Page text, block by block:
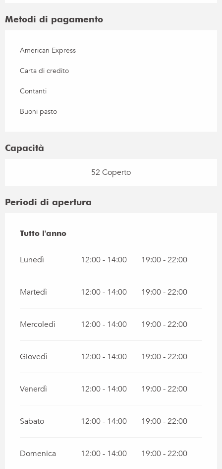
Metodi di pagamento
American Express
Carta di credito
Contanti
Buoni pasto
Capacità
52 Coperto
Periodi di apertura
Tutto l'anno
Tutto l'anno
Lunedì 12:00 - 14:00 19:00 - 22:00
Martedì 12:00 - 14:00 19:00 - 22:00
Mercoledì 12:00 - 14:00 19:00 - 22:00
Giovedì 12:00 - 14:00 19:00 - 22:00
Venerdì 12:00 - 14:00 19:00 - 22:00
Sabato 12:00 - 14:00 19:00 - 22:00
Domenica 12:00 - 14:00 19:00 - 22:00